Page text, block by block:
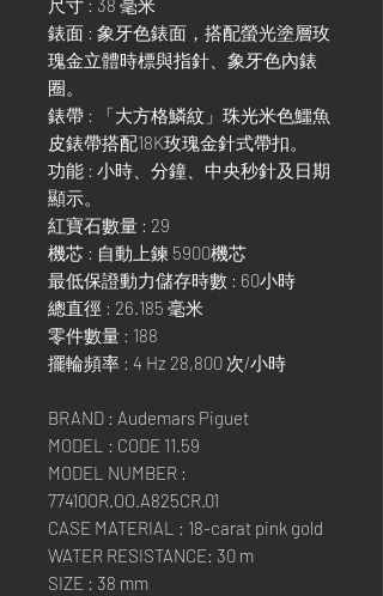
尺寸 : 38 毫米
錶面 : 象牙色錶面，搭配螢光塗層玫
瑰金立體時標與指針、象牙色內錶
圈。
錶帶 : 「大方格鱗紋」珠光米色鱷魚
皮錶帶搭配18K玫瑰金針式帶扣。
功能 : 小時、分鐘、中央秒針及日期
顯示。
紅寶石數量 : 29
機芯 : 自動上鍊 5900機芯
最低保證動力儲存時數 : 60小時
總直徑 : 26.185 毫米
零件數量 : 188
擺輪頻率 : 4 Hz 28,800 次/小時
BRAND : Audemars Piguet
MODEL : CODE 11.59
MODEL NUMBER :
77410OR.OO.A825CR.01
CASE MATERIAL : 18-carat pink gold
WATER RESISTANCE: 30 m
SIZE : 38 mm